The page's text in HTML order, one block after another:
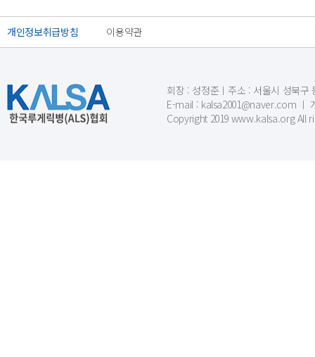
개인정보취급방침 이용약관
회장 : 성정준ㅣ주소 : 서울시 성북구
E-mail : kalsa2001@naver.com ㅣ
Copyright 2019 www.kalsa.org All